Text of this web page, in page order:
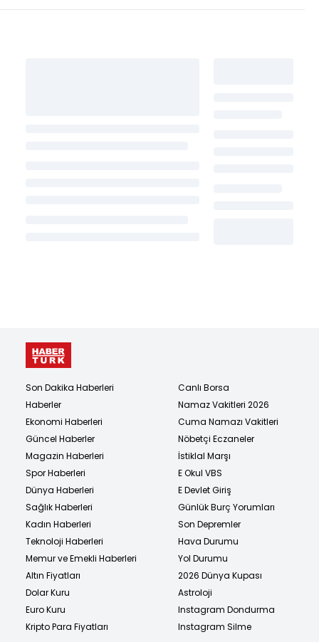
Son Dakika Haberleri
Haberler
Ekonomi Haberleri
Güncel Haberler
Magazin Haberleri
Spor Haberleri
Dünya Haberleri
Sağlık Haberleri
Kadın Haberleri
Teknoloji Haberleri
Memur ve Emekli Haberleri
Altın Fiyatları
Dolar Kuru
Euro Kuru
Kripto Para Fiyatları
Canlı Borsa
Namaz Vakitleri 2026
Cuma Namazı Vakitleri
Nöbetçi Eczaneler
İstiklal Marşı
E Okul VBS
E Devlet Giriş
Günlük Burç Yorumları
Son Depremler
Hava Durumu
Yol Durumu
2026 Dünya Kupası
Astroloji
Instagram Dondurma
Instagram Silme